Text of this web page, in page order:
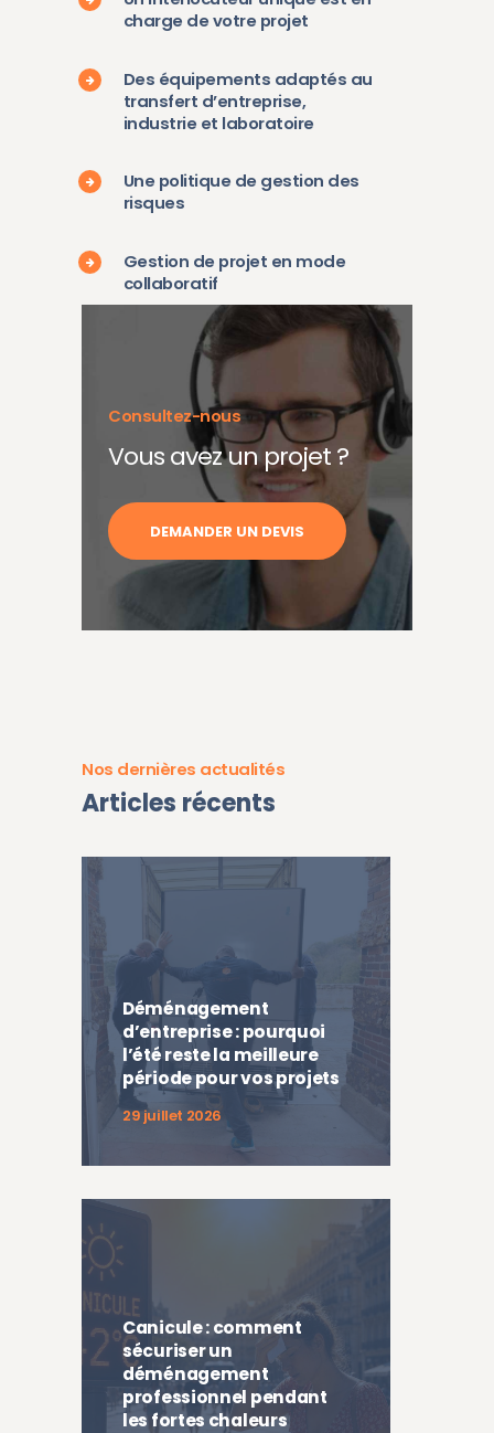
charge de votre projet
Des équipements adaptés au
transfert d’entreprise,
industrie et laboratoire
Une politique de gestion des
risques
Gestion de projet en mode
collaboratif
Consultez-nous
Vous avez un projet ?
DEMANDER UN DEVIS
Nos dernières actualités
Articles récents
Déménagement
d’entreprise : pourquoi
l’été reste la meilleure
période pour vos projets
29 juillet 2026
Canicule : comment
sécuriser un
déménagement
professionnel pendant
les fortes chaleurs